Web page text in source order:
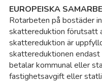
EUROPEISKA
Rotarbeten på bostäder
skattereduktion förutsatt
skattereduktion är
skattereduktionen
betalar kommunal eller
fastighetsavgift eller